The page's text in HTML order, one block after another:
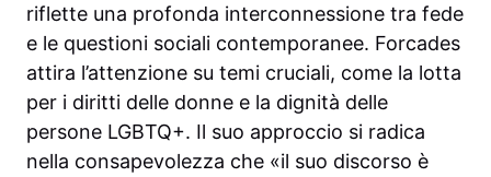
riflette una profonda interconnessione tra fede
e le questioni sociali contemporanee. Forcades
attira l’attenzione su temi cruciali, come la lotta
per i diritti delle donne e la dignità delle
persone LGBTQ+. Il suo approccio si radica
nella consapevolezza che «il suo discorso è